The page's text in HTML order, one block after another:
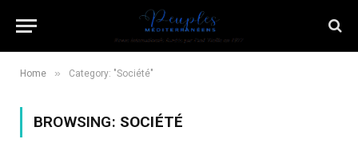
Home » Category: "Société"
BROWSING: SOCIÉTÉ